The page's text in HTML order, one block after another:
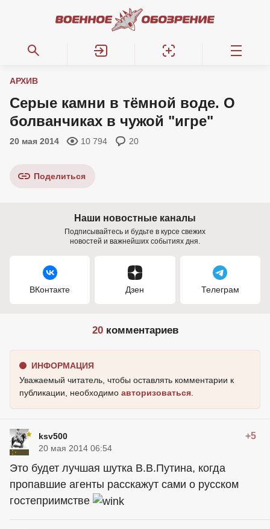
АРХИВ
Серые камни в тёмной воде. О
болванчиках в чужой "игре"
20 мая 2014 10 794 20
Поделиться
Наши новостные каналы
Подписывайтесь и будьте в курсе свежих
новостей и важнейших событиях дня.
ВКонтакте Дзен Телеграм
20комментариев
ИНФОРМАЦИЯ
Уважаемый читатель, чтобы оставлять комментарии к
публикации, необходимо авторизоваться
ksv500 +5
20 мая 2014 06:54
Это будет лучшая шутка В.В.Путина, когда
пропавшие агенты расскажут сами о русском
гостеприимстве